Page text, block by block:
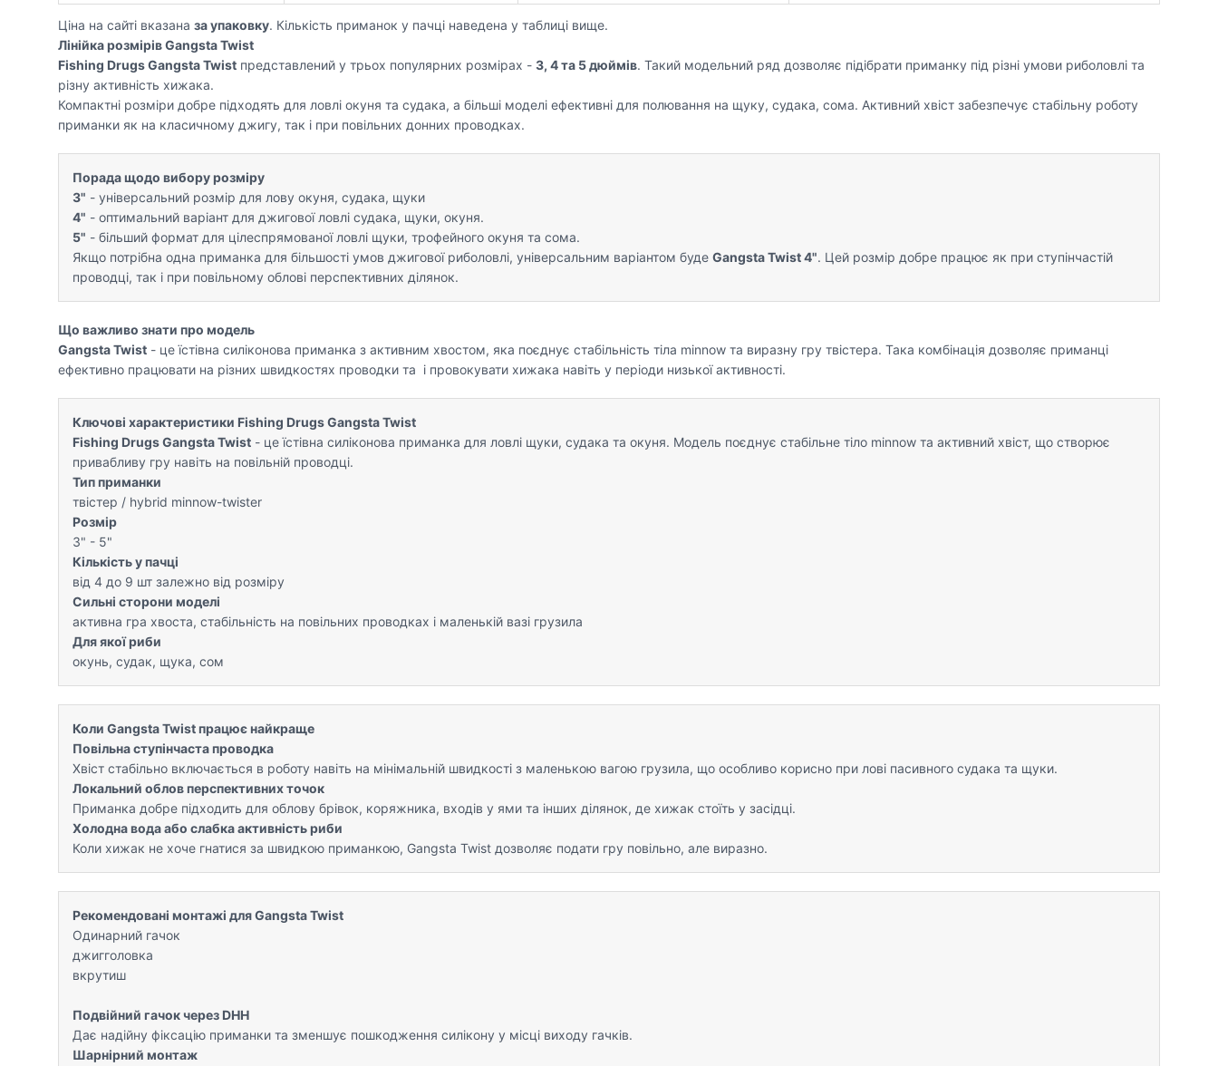
Ціна на сайті вказана за упаковку. Кількість приманок у пачці наведена у таблиці вище.
Лінійка розмірів Gangsta Twist
Fishing Drugs Gangsta Twist представлений у трьох популярних розмірах - 3, 4 та 5 дюймів. Такий модельний ряд дозволяє підібрати приманку під різні умови риболовлі та
різну активність хижака.
Компактні розміри добре підходять для ловлі окуня та судака, а більші моделі ефективні для полювання на щуку, судака, сома. Активний хвіст забезпечує стабільну роботу
приманки як на класичному джигу, так і при повільних донних проводках.
Порада щодо вибору розміру
3" - універсальний розмір для лову окуня, судака, щуки
4" - оптимальний варіант для джигової ловлі судака, щуки, окуня.
5" - більший формат для цілеспрямованої ловлі щуки, трофейного окуня та сома.
Якщо потрібна одна приманка для більшості умов джигової риболовлі, універсальним варіантом буде Gangsta Twist 4". Цей розмір добре працює як при ступінчастій
проводці, так і при повільному облові перспективних ділянок.
Що важливо знати про модель
Gangsta Twist - це їстівна силіконова приманка з активним хвостом, яка поєднує стабільність тіла minnow та виразну гру твістера. Така комбінація дозволяє приманці
ефективно працювати на різних швидкостях проводки та і провокувати хижака навіть у періоди низької активності.
Ключові характеристики Fishing Drugs Gangsta Twist
Fishing Drugs Gangsta Twist - це їстівна силіконова приманка для ловлі щуки, судака та окуня. Модель поєднує стабільне тіло minnow та активний хвіст, що створює
привабливу гру навіть на повільній проводці.
Тип приманки
твістер / hybrid minnow-twister
Розмір
3" - 5"
Кількість у пачці
від 4 до 9 шт залежно від розміру
Сильні сторони моделі
активна гра хвоста, стабільність на повільних проводках і маленькій вазі грузила
Для якої риби
окунь, судак, щука, сом
Коли Gangsta Twist працює найкраще
Повільна ступінчаста проводка
Хвіст стабільно включається в роботу навіть на мінімальній швидкості з маленькою вагою грузила, що особливо корисно при лові пасивного судака та щуки.
Локальний облов перспективних точок
Приманка добре підходить для облову брівок, коряжника, входів у ями та інших ділянок, де хижак стоїть у засідці.
Холодна вода або слабка активність риби
Коли хижак не хоче гнатися за швидкою приманкою, Gangsta Twist дозволяє подати гру повільно, але виразно.
Рекомендовані монтажі для Gangsta Twist
Одинарний гачок
джигголовка
вкрутиш
Подвійний гачок через DHH
Дає надійну фіксацію приманки та зменшує пошкодження силікону у місці виходу гачків.
Шарнірний монтаж